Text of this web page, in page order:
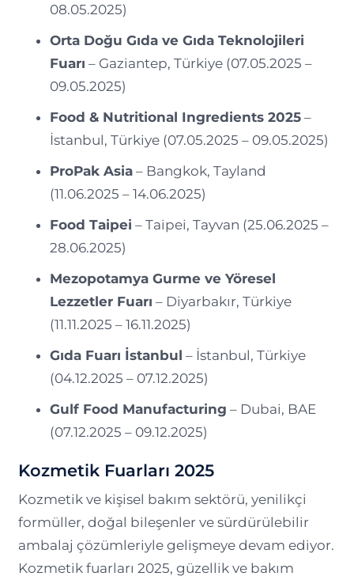
08.05.2025)
Orta Doğu Gıda ve Gıda Teknolojileri
Fuarı – Gaziantep, Türkiye (07.05.2025 –
09.05.2025)
Food & Nutritional Ingredients 2025–
İstanbul, Türkiye (07.05.2025 – 09.05.2025)
ProPak Asia– Bangkok, Tayland
(11.06.2025 – 14.06.2025)
Food Taipei – Taipei, Tayvan (25.06.2025 –
28.06.2025)
Mezopotamya Gurme ve Yöresel
Lezzetler Fuarı – Diyarbakır, Türkiye
(11.11.2025 – 16.11.2025)
Gıda Fuarı İstanbul – İstanbul, Türkiye
(04.12.2025 – 07.12.2025)
Gulf Food Manufacturing – Dubai, BAE
(07.12.2025 – 09.12.2025)
Kozmetik Fuarları 2025
Kozmetik ve kişisel bakım sektörü, yenilikçi
formüller, doğal bileşenler ve sürdürülebilir
ambalaj çözümleriyle gelişmeye devam ediyor.
Kozmetik fuarları 2025, güzellik ve bakım